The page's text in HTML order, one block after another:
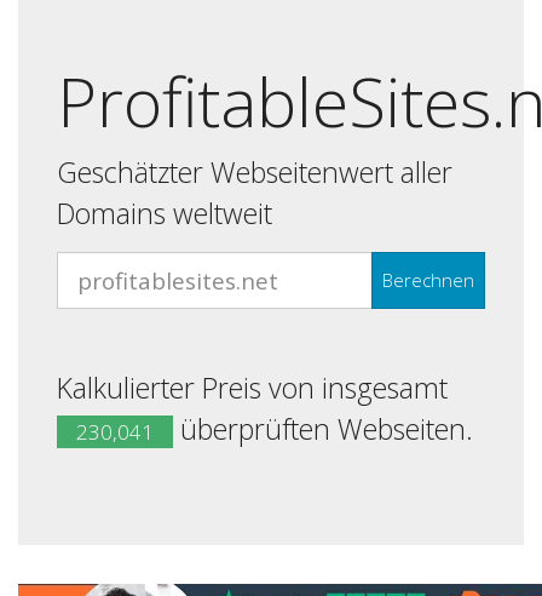
Geschätzter Webseitenwert aller
Domains weltweit
Berechnen
Kalkulierter Preis von insgesamt
230,041 überprüften Webseiten.